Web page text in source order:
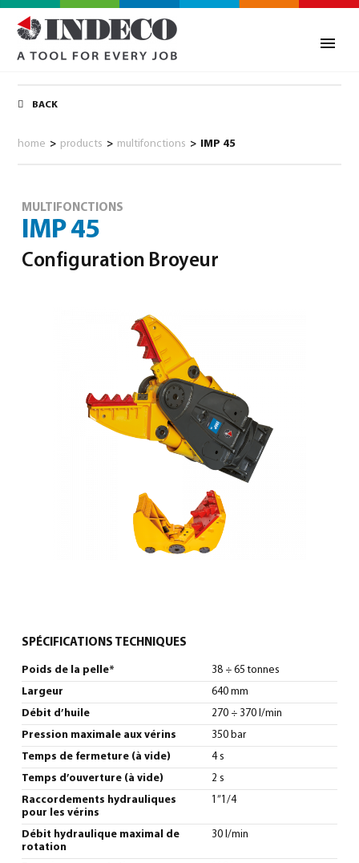
Français)
BACK
home > products > multifonctions > IMP 45
MULTIFONCTIONS
IMP 45
Configuration Broyeur
SPÉCIFICATIONS TECHNIQUES
Poids de la pelle* 38 ÷ 65 tonnes
Largeur 640 mm
Débit d’huile 270 ÷ 370 l/min
Pression maximale aux vérins 350 bar
Temps de fermeture (à vide) 4 s
Temps d’ouverture (à vide) 2 s
Raccordements hydrauliques
pour les vérins
1”1/4
Débit hydraulique maximal de
rotation
30 l/min